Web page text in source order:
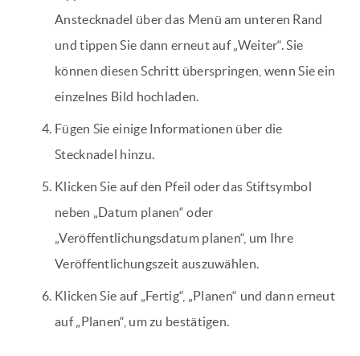
Anstecknadel über das Menü am unteren Rand
und tippen Sie dann erneut auf „Weiter“. Sie
können diesen Schritt überspringen, wenn Sie ein
einzelnes Bild hochladen.
Fügen Sie einige Informationen über die
Stecknadel hinzu.
Klicken Sie auf den Pfeil oder das Stiftsymbol
neben „Datum planen“ oder
„Veröffentlichungsdatum planen“, um Ihre
Veröffentlichungszeit auszuwählen.
Klicken Sie auf „Fertig“, „Planen“ und dann erneut
auf „Planen“, um zu bestätigen.